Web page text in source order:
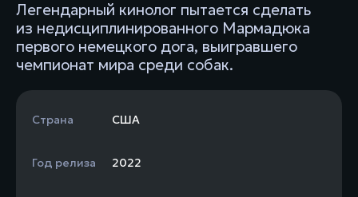
Легендарный кинолог пытается сделать
из недисциплинированного Мармадюка
первого немецкого дога, выигравшего
чемпионат мира среди собак.
Страна США
Год релиза 2022